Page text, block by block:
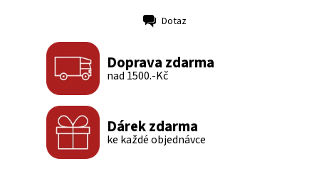
Dotaz
Doprava zdarma
nad 1500.-Kč
Dárek zdarma
ke každé objednávce